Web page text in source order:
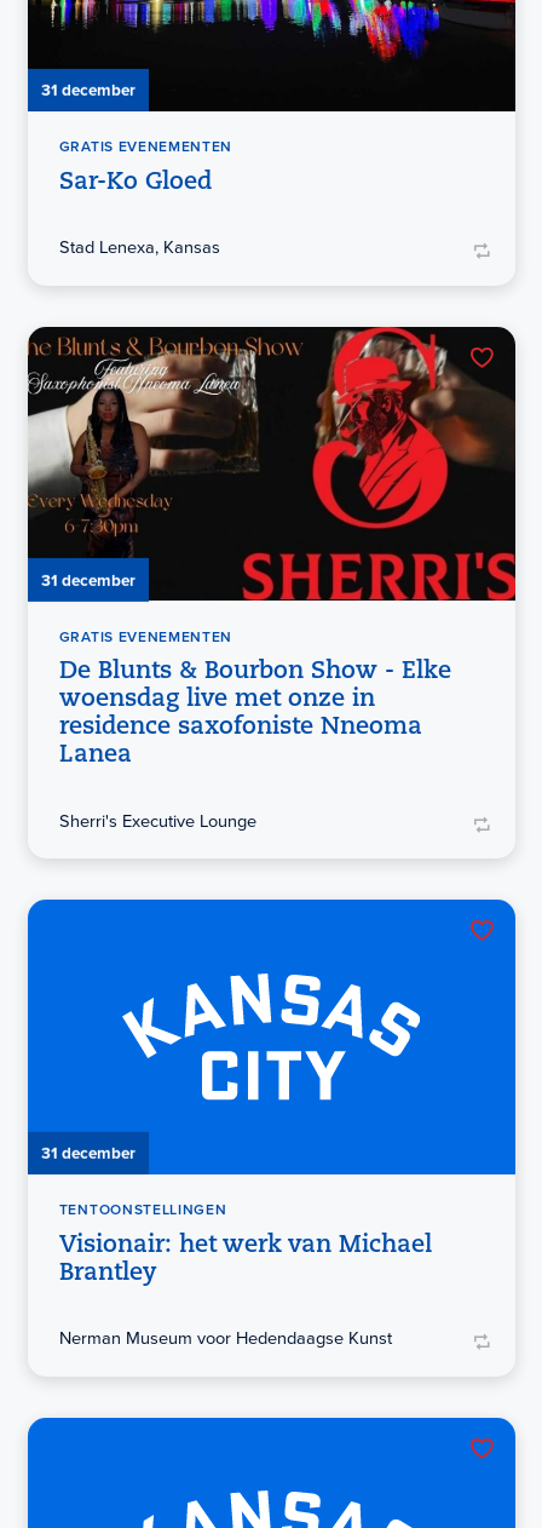
31 december
GRATIS EVENEMENTEN
Sar-Ko Gloed
Stad Lenexa, Kansas
31 december
GRATIS EVENEMENTEN
De Blunts & Bourbon Show - Elke
woensdag live met onze in
residence saxofoniste Nneoma
Lanea
Sherri's Executive Lounge
31 december
TENTOONSTELLINGEN
Visionair: het werk van Michael
Brantley
Nerman Museum voor Hedendaagse Kunst